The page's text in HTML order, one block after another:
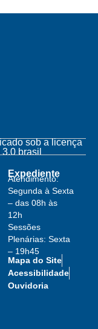
sob a licença
brasil
Expediente
Atendimento:
Segunda à Sexta
– das 08h às
12h
Sessões
Plenárias: Sexta
– 19h45
Mapa do Site
Acessibilidade
Ouvidoria